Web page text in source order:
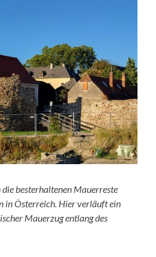
besterhaltenen Mauerreste
in Österreich. Hier verläuft ein
Mauerzug entlang des